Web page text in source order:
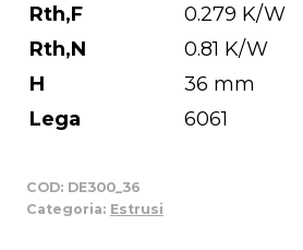
Rth,F
0.279 K/W
Rth,N
0.81 K/W
H
36 mm
Lega
6061
COD: DE300_36
Categoria: Estrusi